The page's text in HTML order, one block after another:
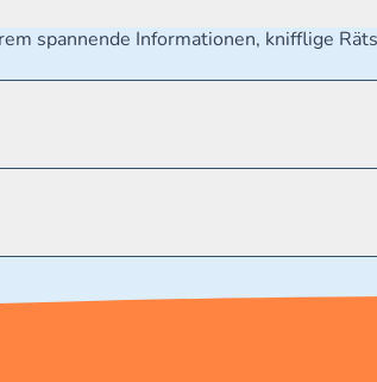
spannende Informationen, knifflige